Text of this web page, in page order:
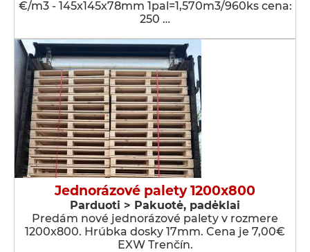
€/m3 - 145x145x78mm 1pal=1,570m3/960ks cena:
250 …
Jednorázové palety 1200x800
Parduoti > Pakuotė, padėklai
Predám nové jednorázové palety v rozmere
1200x800. Hrúbka dosky 17mm. Cena je 7,00€
EXW Trenčín.